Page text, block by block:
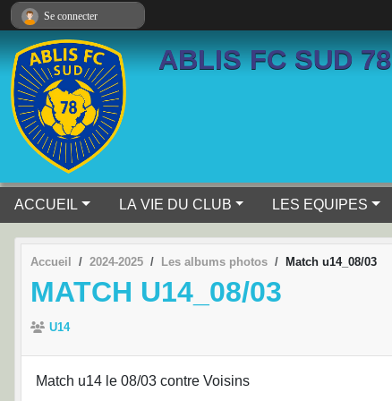
ABLIS FC SUD 78
ACCUEIL LA VIE DU CLUB LES EQUIPES
Accueil 2024-2025 Les albums photos Match u14_08/03
MATCH U14_08/03
U14
Match u14 le 08/03 contre Voisins
Se connecter
Panneau de gestion des cookies